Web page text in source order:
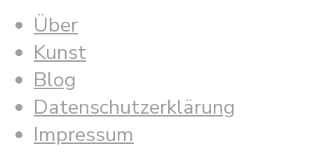
Über
Kunst
Blog
Datenschutzerklärung
Impressum